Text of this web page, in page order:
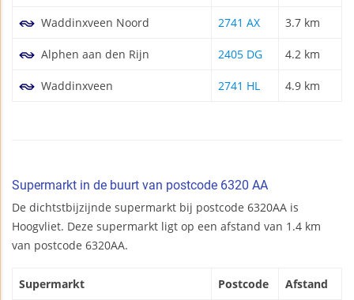
Waddinxveen Noord 2741 AX 3.7 km
Alphen aan den Rijn 2405 DG 4.2 km
Waddinxveen 2741 HL 4.9 km
Supermarkt in de buurt van postcode 6320 AA
De dichtstbijzijnde supermarkt bij postcode 6320AA is
Hoogvliet. Deze supermarkt ligt op een afstand van 1.4 km
van postcode 6320AA.
Supermarkt Postcode Afstand